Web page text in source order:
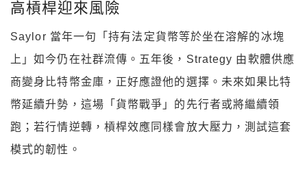
高槓桿迎來風險
Saylor 當年一句「持有法定貨幣等於坐在溶解的冰塊
上」如今仍在社群流傳。五年後，Strategy 由軟體供應
商變身比特幣金庫，正好應證他的選擇。未來如果比特
幣延續升勢，這場「貨幣戰爭」的先行者或將繼續領
跑；若行情逆轉，槓桿效應同樣會放大壓力，測試這套
模式的韌性。